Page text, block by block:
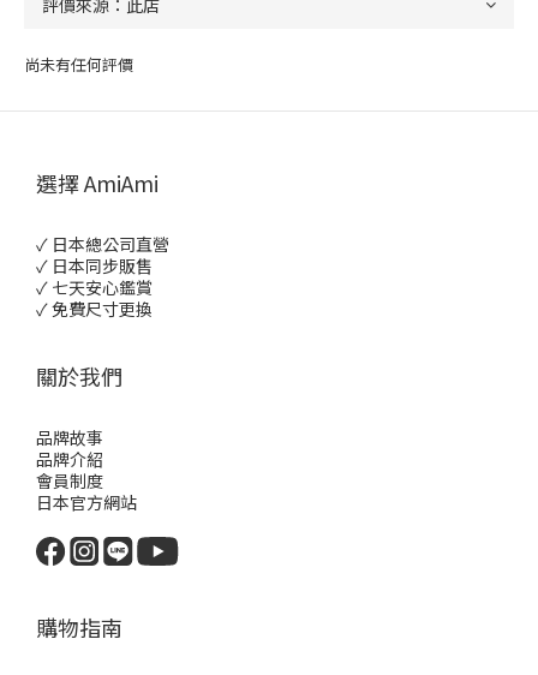
尚未有任何評價
選擇 AmiAmi
✓ 日本總公司直營
✓ 日本同步販售
✓ 七天安心鑑賞
✓ 免費尺寸更換
關於我們
品牌故事
品牌介紹
會員制度
日本官方網站
購物指南